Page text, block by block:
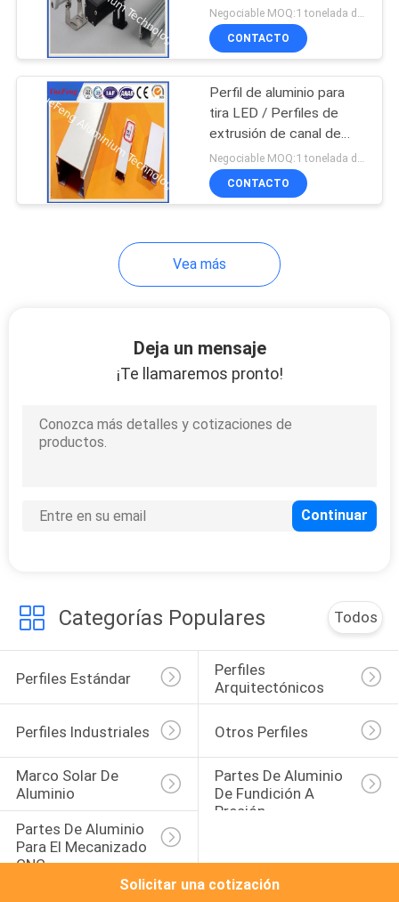
difusor en China
Negociable MOQ:1 tonelada después de confirmar las muestras
CONTACTO
Perfil de aluminio para
tira LED / Perfiles de
extrusión de canal de
montaje LED aluminio
Negociable MOQ:1 tonelada después de confirmar las muestras
CONTACTO
Vea más
Deja un mensaje
¡Te llamaremos pronto!
Categorías Populares Todos
Perfiles Estándar
Perfiles
Arquitectónicos
Perfiles Industriales Otros Perfiles
Marco Solar De
Aluminio
Partes De Aluminio
De Fundición A
Presión
Partes De Aluminio
Para El Mecanizado
CNC
Solicitar una cotización